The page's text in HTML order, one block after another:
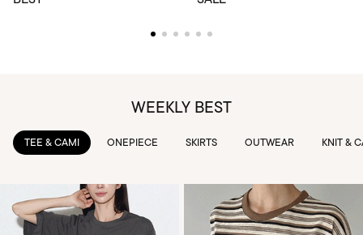
WEEKLY BEST
TEE & CAMI ONEPIECE SKIRTS OUTWEAR KNIT &